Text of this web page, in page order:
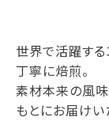
世界で活躍す
丁寧に焙煎。
素材本来の風
もとにお届けい